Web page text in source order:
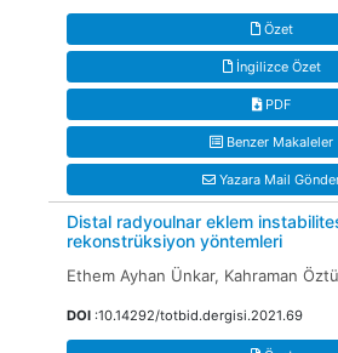
Özet
İngilizce Özet
PDF
Benzer Makaleler
Yazara Mail
Distal radyoulnar eklem
rekonstrüksiyon yöntemleri
Ethem Ayhan Ünkar, Kahraman
DOI :10.14292/totbid.dergisi.2021.69